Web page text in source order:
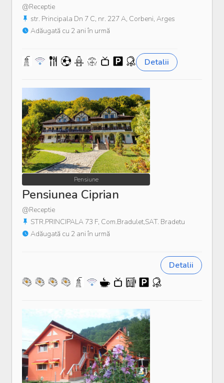
@Receptie
str. Principala Dn 7 C, nr. 227 A, Corbeni, Arges
Adăugată cu 2 ani în urmă
Detalii
Pensiune
Pensiunea Ciprian
@Receptie
STR.PRINCIPALA 73 F, Com.Bradulet,SAT. Bradetu
Adăugată cu 2 ani în urmă
Detalii